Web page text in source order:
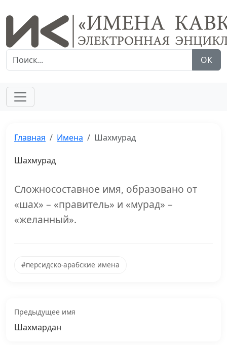
ОК
Главная Имена Шахмурад
Шахмурад
Сложносоставное имя, образовано от
«шах» – «правитель» и «мурад» –
«желанный».
#персидско-арабские имена
Предыдущее имя
Шахмардан